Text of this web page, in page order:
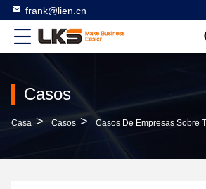
frank@lien.cn
Casos
Casa > Casos > Casos De Empresas Sobre Transformando Pagamentos De Estações De Ônibus Com Um Quiosque De